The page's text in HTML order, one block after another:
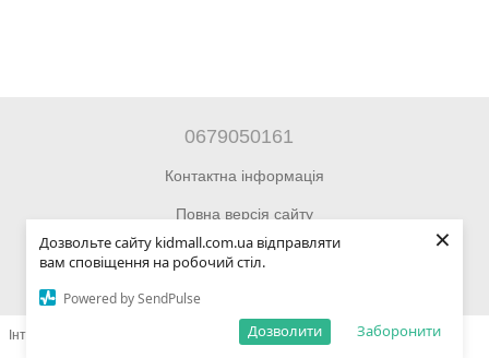
Дозвольте сайту kidmall.com.ua відправляти
вам сповіщення на робочий стіл.
Powered by SendPulse
Заборонити
Дозволити
×
0679050161
Контактна інформація
Повна версія сайту
© 2014—2026 Інтернет-магазин Kidmall.com.ua для дітей та
Інтернет-магазин створений з Хорошоп